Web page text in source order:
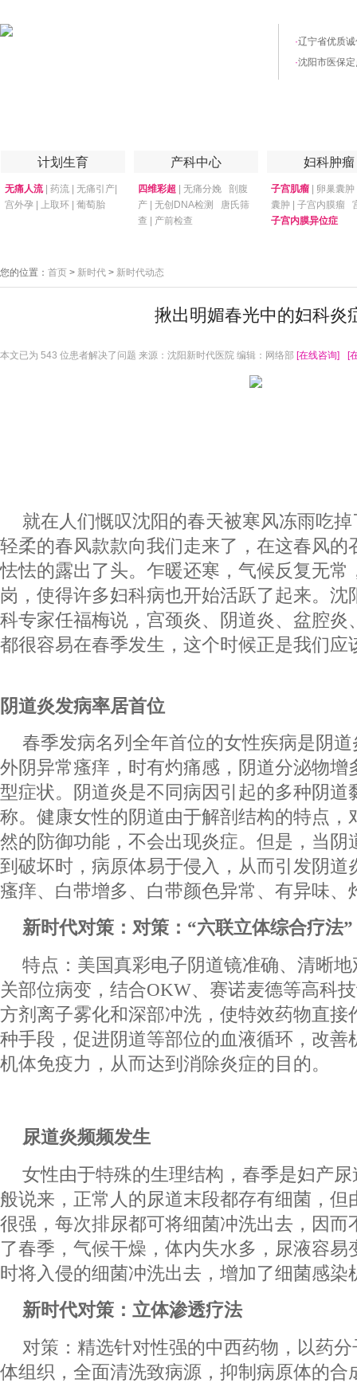
·辽宁省优质
·沈阳市医保
计划生育
无痛人流| 药流 无痛引产
宫外孕
上取环 葡萄胎
产科中心
四维彩超 无痛分娩
剖腹
产
无创DNA检测
唐氏筛
查
产前检查
妇科肿瘤
子宫肌瘤
卵巢囊肿
囊肿
子宫内膜瘤
子宫内膜异位症
您的位置： 首页 > 新时代 > 新时代动态
揪出明媚春光中的妇科炎
本文已为 543 位患者解决了问题 来源：沈阳新时代医院 编辑：网络部 [在线咨询] [
就在人们慨叹沈阳的春天被寒风冻雨吃
轻柔的春风款款向我们走来了，在这春风的
怯怯的露出了头。乍暖还寒，气候反复无常
岗，使得许多妇科病也开始活跃了起来。沈
科专家任福梅说，宫颈炎、阴道炎、盆腔炎
都很容易在春季发生，这个时候正是我们应
阴道炎发病率居首位
春季发病名列全年首位的女性疾病是阴
外阴异常瘙痒，时有灼痛感，阴道分泌物增
型症状。阴道炎是不同病因引起的多种阴道
称。健康女性的阴道由于解剖结构的特点，
然的防御功能，不会出现炎症。但是，当阴
到破坏时，病原体易于侵入，从而引发阴道
瘙痒、白带增多、白带颜色异常、有异味、
新时代对策：对策：“六联立体综合疗法”
特点：美国真彩电子阴道镜准确、清晰
关部位病变，结合OKW、赛诺麦德等高科
方剂离子雾化和深部冲洗，使特效药物直接
种手段，促进阴道等部位的血液循环，改善
机体免疫力，从而达到消除炎症的目的。
尿道炎频频发生
女性由于特殊的生理结构，春季是妇产
般说来，正常人的尿道末段都存有细菌，但
很强，每次排尿都可将细菌冲洗出去，因而
了春季，气候干燥，体内失水多，尿液容易
时将入侵的细菌冲洗出去，增加了细菌感染
新时代对策：立体渗透疗法
对策：精选针对性强的中西药物，以药
体组织，全面清洗致病源，抑制病原体的合